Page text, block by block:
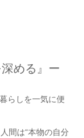
める』ー
らしを一気に便
間は“本物の自分